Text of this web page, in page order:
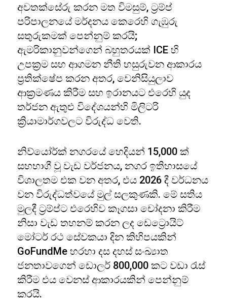
අවතක්සේරු කරන මත විමසුම්, ට්‍රම්ප්
පරිපාලනයේ මර්දනය කෙරෙහි ගැඹුරු
සතුරුකමක් පෙන්නුම් කරයි;
ඇමරිකානුවන්ගෙන් බහුතරයක් ICE හි
උපක්‍රම සහ ආගමන නීති හසුරුවන ආකාරය
ප්‍රතික්ෂේප කරන අතර, වෙනිසියුලාව
ආක්‍රමණය කිරීම සහ ඉරානයට එරෙහි යුද
තර්ජන ඇතුළු විදේශයන්හි මිලිටරි
ක්‍රියාමාර්ගවලට විරුද්ධ වෙති.
නිව්යෝර්ක් නගරයේ හෙදියන් 15,000 ක්
සහභාගී වූ වැඩ වර්ජනය, නගර ඉතිහාසයේ
විශාලතම එක වන අතර, එය 2026 දී වර්ධනය
වන විරුද්ධත්වයේ මුල් සලකුණකි. මේ සතිය
මුලදී ට්‍රම්ප්ට එරෙහිව කෑගසා චෝදනා කිරීම
නිසා වැඩ තහනම් කරන ලද ඩෙට්‍රොයිට්
මෝටර් රථ සේවකයා දින කිහිපයකින්
GoFundMe හරහා දස දහස් සංඛ්‍යාත
ජනතාවගෙන් ඩොලර් 800,000 කට වඩා රැස්
කිරීම එය වෙනස් ආකාරයකින් පෙන්නුම්
කරයි.